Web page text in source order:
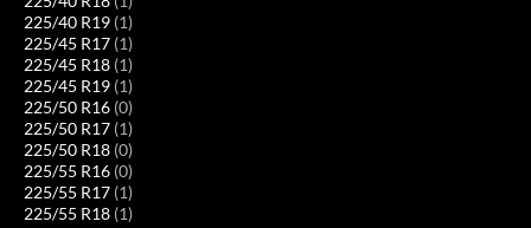
225/40 R19 (1)
225/45 R17 (1)
225/45 R18 (1)
225/45 R19 (1)
225/50 R16 (0)
225/50 R17 (1)
225/50 R18 (0)
225/55 R16 (0)
225/55 R17 (1)
225/55 R18 (1)